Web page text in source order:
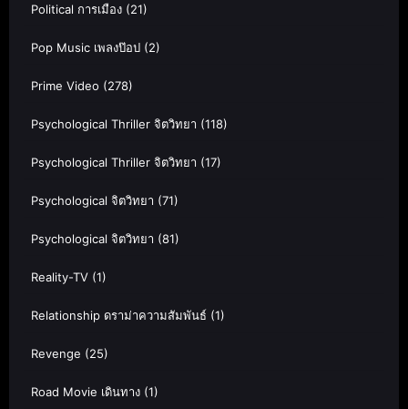
Political การเมือง (21)
Pop Music เพลงป๊อป (2)
Prime Video (278)
Psychological Thriller จิตวิทยา (118)
Psychological Thriller จิตวิทยา (17)
Psychological จิตวิทยา (71)
Psychological จิตวิทยา (81)
Reality-TV (1)
Relationship ดราม่าความสัมพันธ์ (1)
Revenge (25)
Road Movie เดินทาง (1)